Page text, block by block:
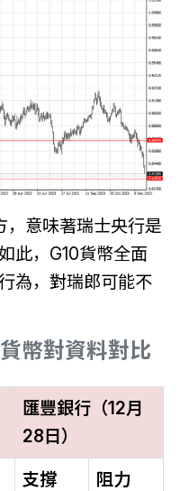
意味著瑞士央行是
此，G10貨幣全面
為，對瑞郎可能不
幣對資料對比
匯豐銀行（12月
28日）
支撐
阻力